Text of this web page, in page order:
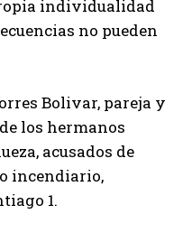
individualidad
no pueden
Bolivar, pareja y
los hermanos
acusados de
incendiario,
1.